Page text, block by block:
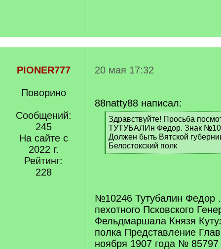
PIONER777
Поворино
Сообщений:
245
На сайте с
2022 г.
Рейтинг:
228
20 мая 17:32
88natty88 написал:
[
q
]
Здравствуйте! Просьба
ТУТУБАЛИн Федор. Знак
Должен быть Вятской
Белостокский полк
[
№10246 Тутубалин Федор
пехотного Псковского
Фельдмаршала Князя
полка Представление
ноября 1907 года №